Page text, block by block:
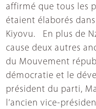
affirmé que tous les
étaient élaborés
Kiyovu. En plus de
cause deux autres
du Mouvement
démocratie et le
président du parti,
l’ancien vice-